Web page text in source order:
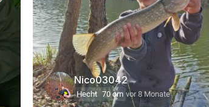
Nico03042
Hecht 70 cm vor 8 Monate